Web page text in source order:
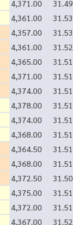
4,371.00 31.49
4,361.00 31.53
4,357.00 31.53
4,361.00 31.52
4,365.00 31.51
4,371.00 31.51
4,374.00 31.51
4,378.00 31.51
4,374.00 31.51
4,368.00 31.51
4,364.50 31.51
4,368.00 31.51
4,372.50 31.50
4,375.00 31.51
4,372.00 31.51
4,367.00 31.52